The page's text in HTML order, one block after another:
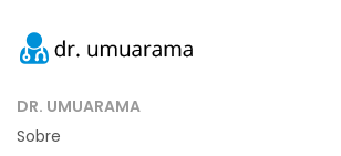
DR. UMUARAMA
Sobre